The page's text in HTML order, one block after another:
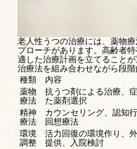
老人性うつの治療には、薬物
プローチがあります。高齢者
適した治療計画を立てること
治療法を組み合わせながら段
種類
内容
薬物
療法
抗うつ剤による治療、
た薬剤選択
精神
療法
カウンセリング、認知行
回想療法
環境
調整
活力回復の環境作り、
提供、入院検討